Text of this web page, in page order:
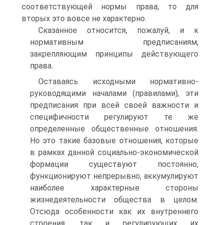
соответствующей нормы права, то для
вторых это вовсе не характерно.
Сказанное относится, пожалуй, и к
нормативным предписани­ям,
закрепляющим принципы действующего
права.
Оставаясь исходными нормативно-
руководящими началами (правилами), эти
предписания при всей своей важности и
специ­фичности регулируют те же
определенные общественные отно­шения.
Но это такие базовые отношения, которые
в рамках дан­ной социально-экономической
формации существуют постоян­но,
функционируют непрерывно, аккумулируют
наиболее харак­терные стороны
жизнедеятельности общества в целом.
Отсюда особенности как их внутреннего